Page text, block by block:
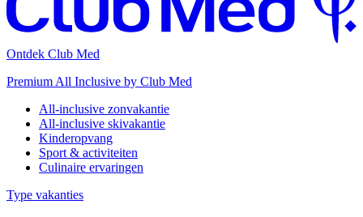
Ontdek Club Med
Premium All Inclusive by Club Med
All-inclusive zonvakantie
All-inclusive skivakantie
Kinderopvang
Sport & activiteiten
Culinaire ervaringen
Type vakanties